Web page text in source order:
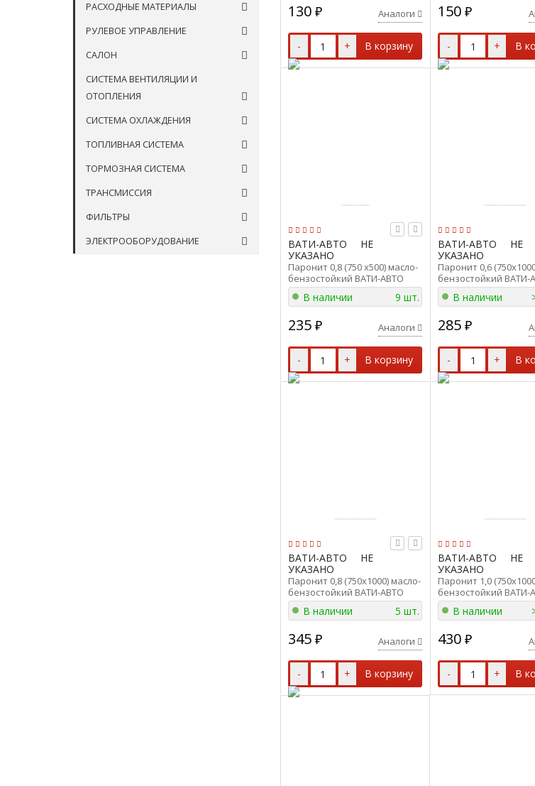
РАСХОДНЫЕ МАТЕРИАЛЫ
РУЛЕВОЕ УПРАВЛЕНИЕ
САЛОН
СИСТЕМА ВЕНТИЛЯЦИИ И
ОТОПЛЕНИЯ
СИСТЕМА ОХЛАЖДЕНИЯ
ТОПЛИВНАЯ СИСТЕМА
ТОРМОЗНАЯ СИСТЕМА
ТРАНСМИССИЯ
ФИЛЬТРЫ
ЭЛЕКТРООБОРУДОВАНИЕ
130₽ Аналоги
- + В корзину
150 ₽
- + В
ВАТИ-АВТО
НЕ
УКАЗАНО
Паронит 0,8 (750 x500) масло-
бензостойкий ВАТИ-АВТО
ПМБ-0,8 (750x500)
В наличии 9 шт.
235₽ Аналоги
- + В корзину
ВАТИ-АВТО
НЕ
УКАЗАНО
Паронит 0,6
бензостойкий ВАТИ-
ПМБ-0,6 (750х1000)
В наличии
285 ₽
- + В
ВАТИ-АВТО
НЕ
УКАЗАНО
Паронит 0,8 (750x1000) масло-
бензостойкий ВАТИ-АВТО
ПМБ-0,8 (750x1000)
В наличии 5 шт.
345₽ Аналоги
- + В корзину
ВАТИ-АВТО
НЕ
УКАЗАНО
Паронит 1,0
бензостойкий ВАТИ-
ПМБ-1,0 (750x1000)
В наличии
430 ₽
- + В